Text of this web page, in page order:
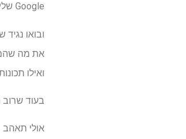
Google שלי לעומת Waze Face-Off, העדפתי את מפות Google בסך הכל, אבל ראיתי כמה מהיתרונות של Waze כמוצר.
ואילו
בעוד שרוב
אולי תאהב